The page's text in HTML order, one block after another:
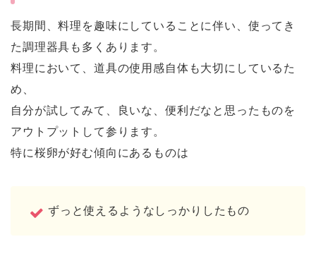
長期間、料理を趣味にしていることに伴い、使ってき
た調理器具も多くあります。
料理において、道具の使用感自体も大切にしているた
め、
自分が試してみて、良いな、便利だなと思ったものを
アウトプットして参ります。
特に桜卵が好む傾向にあるものは
ずっと使えるようなしっかりしたもの